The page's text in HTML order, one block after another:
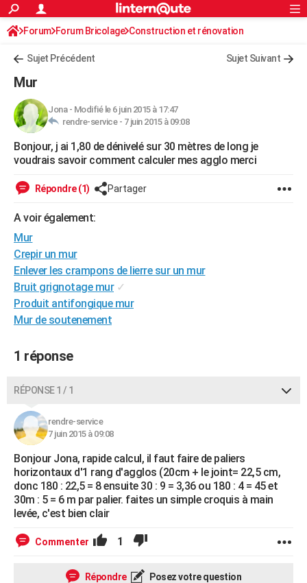
ACTUALITÉS
Politique
Société
Faits Divers
Education
Monde
Villes
+
FINANCE
Retraite
Impôts
Epargne
Immobilier
Risques naturels par ville
Banque
Assurance
Crédit
AUTO
Essais
Réserver un essai
Citadines
Berlines
SUV
Forum auto
+HIGH-TECH
Mobiles
Meilleur smartphone
Internet
Ordinateurs
Jeux vidéo
Guide high-tech
BRICOLAGE
WEEK-END
Guides de France
Escapades
Patrimoine
Expositions
Musées
Week-end nature
+LIFESTYLE
Art de vivre
Bien-être
Loisirs
Mode
Modes de vie
SANTE
Alimentation
Guide de la santé
Maladies
Médicaments
Sommeil
VOYAGE
Destinations
City break
Voyage nature
Voyage de noces
Forum
Climat
PHOTO
GUIDES D'ACHAT
Carte de Noël
Carte Bonne année
Carte Saint-Valentin
Carte Pâques
Carte d'anniversaire
DICTIONNAIRE
Dictionnaire
Biographies
Citations
Expressions
Proverbes
PROGRAMME TV
COPAINS D'AVANT
S'inscrire
Se connecter
Lycées
Collèges
Primaires
Universités
Entreprises
Service militaire
Avis de recherche
AVIS DE DÉCÈS
FORUM
Rechercher
S'inscrire
Connexion
Forum Forum Bricolage Construction et rénovation
Sujet Précédent Sujet Suivant
Mur
Jona- Modifié le 6 juin 2015 à 17:47
rendre-service - 7 juin 2015 à 09:08
Bonjour, j ai 1,80 de dénivelé sur 30 mètres de long je
voudrais savoir comment calculer mes agglo merci
Répondre (1) Partager
A voir également:
Mur
Crepir un mur
Enlever les crampons de lierre sur un mur
Bruit grignotage mur ✓
Produit antifongique mur
Mur de soutenement
1 réponse
RÉPONSE 1 / 1
rendre-service
7 juin 2015 à 09:08
Bonjour Jona, rapide calcul, il faut faire de paliers
horizontaux d'1 rang d'agglos (20cm + le joint= 22,5 cm,
donc 180 : 22,5 = 8 ensuite 30 : 9 = 3,36 ou 180 : 4 = 45 et
30m : 5 = 6 m par palier. faites un simple croquis à main
levée, c'est bien clair
Commenter 1
Répondre Posez votre question